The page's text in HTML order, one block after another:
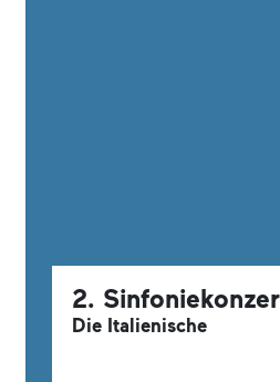
2.
Die Italienische